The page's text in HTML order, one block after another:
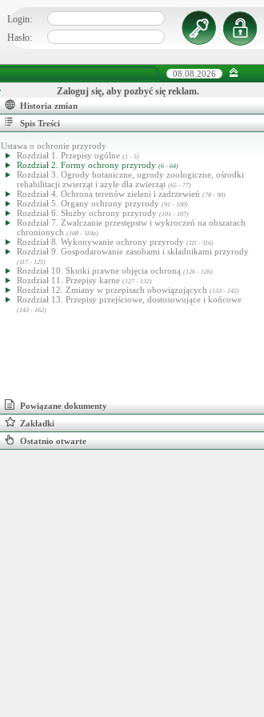
Login:
Hasło:
08.08.2026
Zaloguj się, aby pozbyć się reklam.
Historia zmian
Spis Treści
Ustawa o ochronie przyrody
Rozdział 1. Przepisy ogólne (1 - 5)
Rozdział 2. Formy ochrony przyrody (6 - 64)
Rozdział 3. Ogrody botaniczne, ogrody zoologiczne, ośrodki
rehabilitacji zwierząt i azyle dla zwierząt (65 - 77)
Rozdział 4. Ochrona terenów zieleni i zadrzewień (78 - 90)
Rozdział 5. Organy ochrony przyrody (91 - 100)
Rozdział 6. Służby ochrony przyrody (101 - 107)
Rozdział 7. Zwalczanie przestępstw i wykroczeń na obszarach
chronionych (108 - 110a)
Rozdział 8. Wykonywanie ochrony przyrody (111 - 116)
Rozdział 9. Gospodarowanie zasobami i składnikami przyrody
(117 - 125)
Rozdział 10. Skutki prawne objęcia ochroną (126 - 126)
Rozdział 11. Przepisy karne (127 - 132)
Rozdział 12. Zmiany w przepisach obowiązujących (133 - 142)
Rozdział 13. Przepisy przejściowe, dostosowujące i końcowe
(143 - 162)
Powiązane dokumenty
Zakładki
Ostatnio otwarte